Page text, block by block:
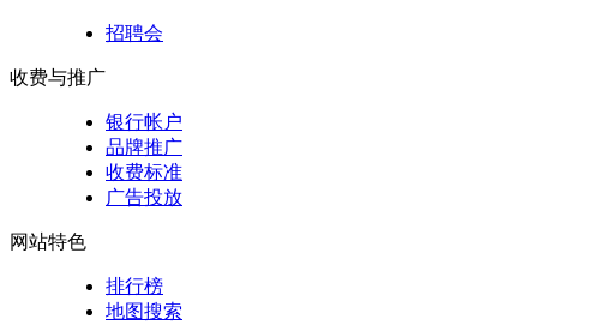
招聘会
收费与推广
银行帐户
品牌推广
收费标准
广告投放
网站特色
排行榜
地图搜索